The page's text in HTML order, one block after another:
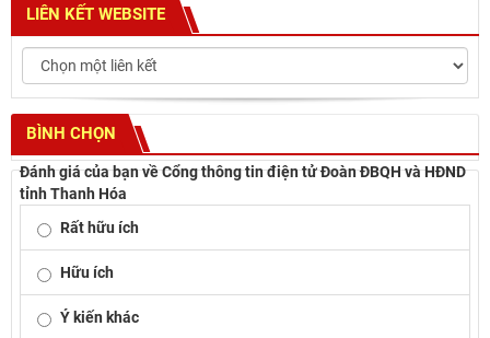
LIÊN KẾT WEBSITE
BÌNH CHỌN
Đánh giá của bạn về Cổng thông tin điện tử Đoàn ĐBQH và HĐND
tỉnh Thanh Hóa
Rất hữu ích
Hữu ích
Ý kiến khác